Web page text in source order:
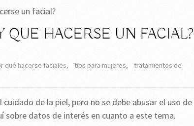
un facial?
HACERSE UN FACIAL?
qué hacerse faciales, tips para mujeres,
tratamientos de
de la piel, pero no se debe abusar el uso de
sobre datos de interés en cuanto a este tema.